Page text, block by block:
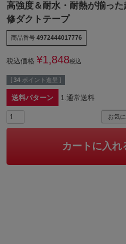
高強度＆耐水・耐熱が揃っ
修ダクトテープ
商品番号 4972444017776
税込価格 ¥1,848税込
[ 34 ポイント進呈 ]
送料パターン 1.通常送料
お気
カートに入れ